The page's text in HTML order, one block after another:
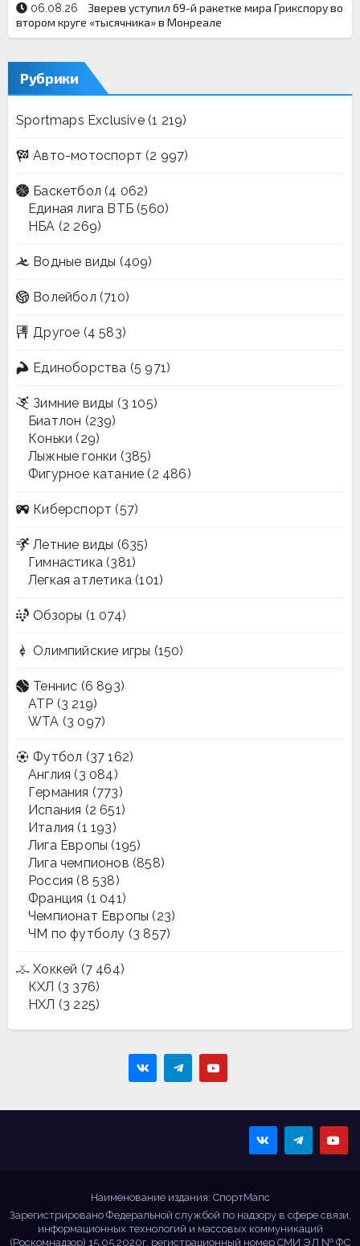
06.08.26
Зверев уступил 69-й ракетке мира Грикспору во
втором круге «тысячника» в Монреале
Рубрики
Sportmaps Exclusive(1 219)
Авто-мотоспорт (2 997)
Баскетбол (4 062)
Единая лига ВТБ (560)
НБА (2 269)
Водные виды (409)
Волейбол (710)
Другое (4 583)
Единоборства (5 971)
Зимние виды (3 105)
Биатлон (239)
Коньки (29)
Лыжные гонки (385)
Фигурное катание (2 486)
Киберспорт (57)
Летние виды (635)
Гимнастика (381)
Легкая атлетика (101)
Обзоры (1 074)
Олимпийские игры (150)
Теннис (6 893)
ATP (3 219)
WTA (3 097)
Футбол (37 162)
Англия (3 084)
Германия (773)
Испания (2 651)
Италия (1 193)
Лига Европы (195)
Лига чемпионов (858)
Россия (8 538)
Франция (1 041)
Чемпионат Европы (23)
ЧМ по футболу (3 857)
Хоккей (7 464)
КХЛ (3 376)
НХЛ (3 225)
Наименование издания: СпортМапс
Зарегистрировано Федеральной службой по надзору в сфере связи,
информационных технологий и массовых коммуникаций
(Роскомнадзор) 15.05.2020г. регистрационный номер СМИ ЭЛ № ФС